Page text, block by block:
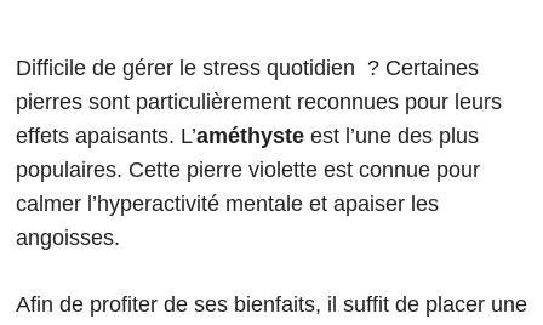
Difficile de gérer le stress quotidien ? Certaines
pierres sont particulièrement reconnues pour leurs
effets apaisants. L’améthyste est l’une des plus
populaires. Cette pierre violette est connue pour
calmer l’hyperactivité mentale et apaiser les
angoisses.
Afin de profiter de ses bienfaits, il suffit de placer une